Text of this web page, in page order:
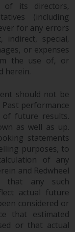
oder
die
Der
of its directors,
(including
for any errors
special,
or expenses
the use of, or
herein.
should not be
performance
of future results.
as well as up.
statements
purposes, to
of any
and Redwheel
that any such
actual future
considered or
that estimated
or that actual